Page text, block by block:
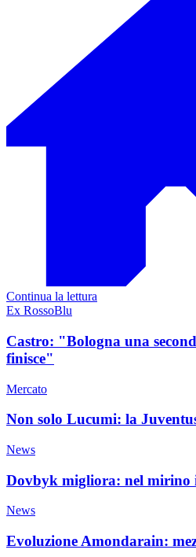
Continua la lettura
Ex RossoBlu
Castro: "Bologna una
finisce"
Mercato
Non solo Lucumi: la
News
Dovbyk migliora: nel mirino
News
Evoluzione Amondarain: